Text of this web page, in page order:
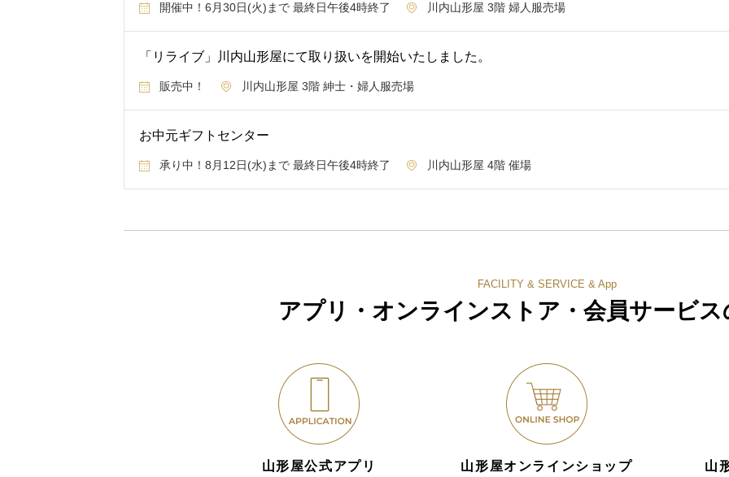
開催中！6月30日(火)まで 最終日午後4時終了 川内山形屋 3階 婦人服売場
「リライブ」川内山形屋にて取り扱いを開始いたしました。
販売中！ 川内山形屋 3階 紳士・婦人服売場
お中元ギフトセンター
承り中！8月12日(水)まで 最終日午後4時終了 川内山形屋 4階 催場
FACILITY & SERVICE & App
アプリ・オンラインストア・ 会員サービ
山形屋公式アプリ
山形屋オンラインショップ
山